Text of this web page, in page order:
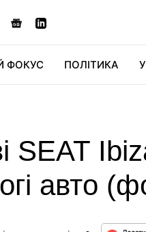
ФОКУС ПОЛІТИКА
SEAT
авто